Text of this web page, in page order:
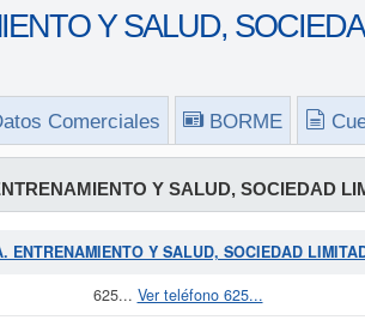
Y SALUD,
Comerciales BORME
Y SALUD, SOCIEDAD
Y SALUD, SOCIEDAD
625... Ver teléfono 625...